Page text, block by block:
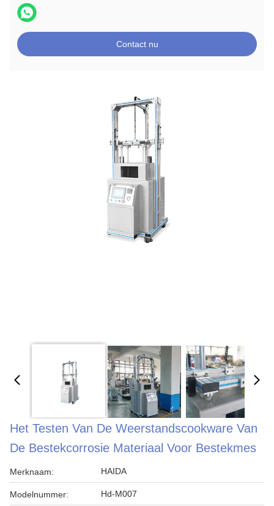
Contact nu
Het Testen Van De Weerstandscookware Van
De Bestekcorrosie Materiaal Voor Bestekmes
Merknaam: HAIDA
Modelnummer: Hd-M007